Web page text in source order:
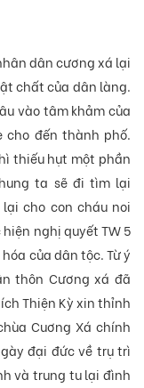
dân cương xá lại
chất của dân làng.
vào tâm khảm của
đến thành phố.
thiếu hụt một phần
ta sẽ đi tìm lại
cho con cháu noi
hiện nghị quyết TW 5
của dân tộc. Từ ý
thôn Cương xá đã
Thiện Kỳ xin thỉnh
Cuơng Xá chính
đại đức về trụ trì
và trung tu lại đình